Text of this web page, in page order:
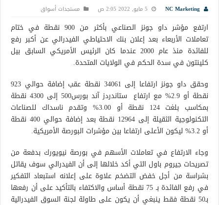
NC Marketing 5 مايو, 2022 2:05 ص مستجدات أسواق
ارتفع مؤشر داو جونز الصناعي بأكثر من 900 نقطة في ختام
تعاملات الأربعاء بعد إعلان بنك الاحتياطي الفيدرالي عن أكبر رفع
للفائدة منذ عام 2000 عندما كان الرئيس الأمريكي السابق بيل
كلينتون في سدة الحكم في الولايات المتحدة.
وحقق داو جونز ارتفاعا إلى 34061 نقطة عقب إضافة حوالي 923
نقطة أو 2.9% مع ارتفاع ستاندردز آند بورس500 إلى 4300 نقطة
بمكاسب بلغت 124 نقطة أو 3.00% وتقدم ناسداك للصناعات
التكنولوجية الثقيلة إلى 12964 نقطة بعد إضافة حوالي 400 نقطة
أو 3.2% ليكون الأعلى ارتفاعا بين مؤشرات البورصة الأمريكية.
وجاء الارتفاع في تعاملات الأسهم في بورصة نيويورك بدفعة من
تصريحات جيروم باول التي أكد خلالها إلى أن الفيدرالي سوف يقاتل
بشراسة من أجل خفض التضخم علاوة على إعلانه استبعاد التفكير
في رفع الفائدة بـ 75 نقطة أساس والاكتفاء بالتأكيد على أن رفعها
بـ50 نقطة فقط ينبغي أن يكون على طاولة لجنة السوق الفيدرالية